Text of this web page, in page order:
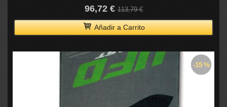
96,72 €113,79 €
Añadir a Carrito
-15 %